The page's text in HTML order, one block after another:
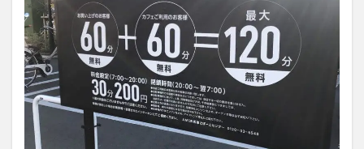
のパ
ンの
風景
を動
画で
撮っ
てみ
た